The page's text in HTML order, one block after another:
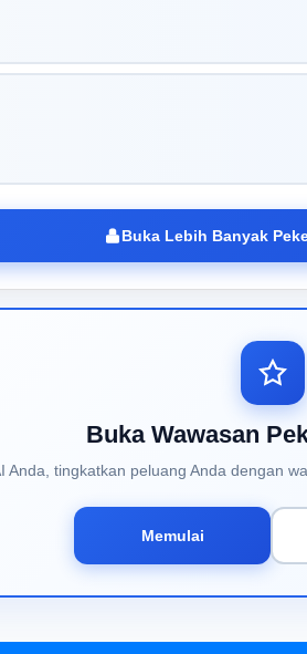
Buka Lebih Banyak
Buka Wawasan
Anda, tingkatkan peluang Anda dengan
Memulai